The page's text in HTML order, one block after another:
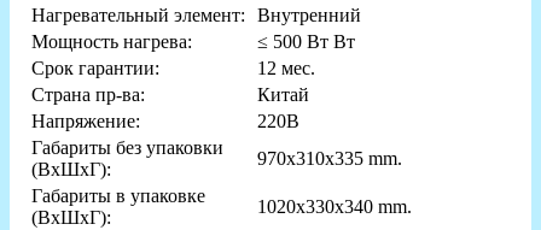
Нагревательный элемент:
Внутренний
Мощность нагрева:
≤ 500 Вт Вт
Срок гарантии:
12 мес.
Страна пр-ва:
Китай
Напряжение:
220В
Габариты без упаковки
(ВxШxГ):
970x310x335 mm.
Габариты в упаковке
(ВxШxГ):
1020x330x340 mm.